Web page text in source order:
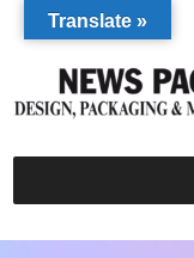
Translate »